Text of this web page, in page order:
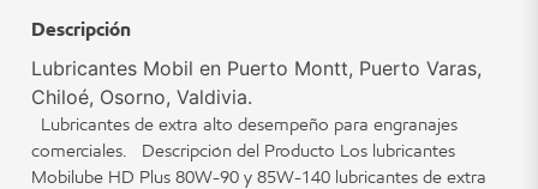
Descripción
Lubricantes Mobil en Puerto Montt, Puerto Varas,
Chiloé, Osorno, Valdivia.
Lubricantes de extra alto desempeño para engranajes
comerciales. Descripción del Producto Los lubricantes
Mobilube HD Plus 80W-90 y 85W-140 lubricantes de extra